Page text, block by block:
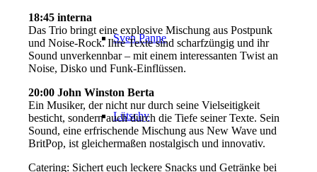
Sven Panne
Lütschy
18:45 interna
Das Trio bringt eine explosive Mischung aus Postpunk
und Noise-Rock. Ihre Texte sind scharfzüngig und ihr
Sound unverkennbar – mit einem interessanten Twist an
Noise, Disko und Funk-Einflüssen.
20:00 John Winston Berta
Ein Musiker, der nicht nur durch seine Vielseitigkeit
besticht, sondern auch durch die Tiefe seiner Texte. Sein
Sound, eine erfrischende Mischung aus New Wave und
BritPop, ist gleichermaßen nostalgisch und innovativ.
Catering: Sichert euch leckere Snacks und Getränke bei